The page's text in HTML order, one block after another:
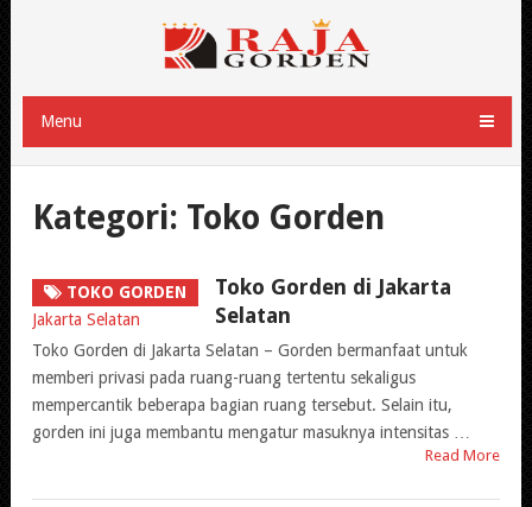
Menu
Kategori: Toko Gorden
TOKO GORDEN
Toko Gorden di Jakarta
Selatan
Toko Gorden di Jakarta Selatan – Gorden bermanfaat untuk
memberi privasi pada ruang-ruang tertentu sekaligus
mempercantik beberapa bagian ruang tersebut. Selain itu,
gorden ini juga membantu mengatur masuknya intensitas …
Read More